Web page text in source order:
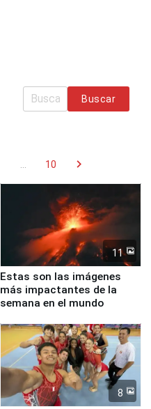
Buscar
10 chevron_right
11
Estas son las imágenes
más impactantes de la
semana en el mundo
8